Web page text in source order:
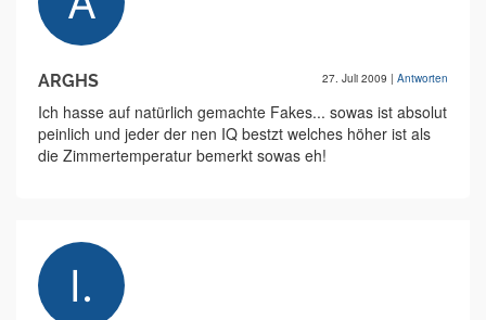
ARGHS 27. Juli 2009 | Antworten
Ich hasse auf natürlich gemachte Fakes... sowas ist absolut
peinlich und jeder der nen IQ bestzt welches höher ist als
die Zimmertemperatur bemerkt sowas eh!